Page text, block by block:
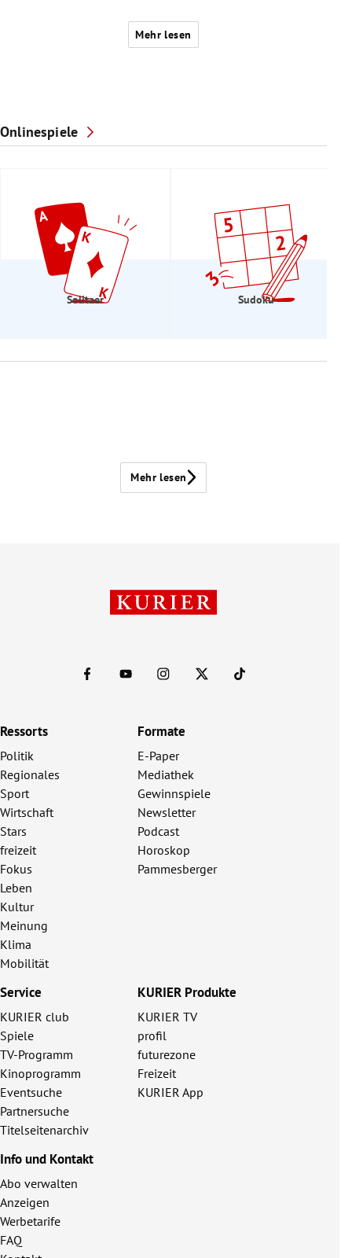
Mehr lesen
Onlinespiele
Solitaer Sudoku
Mehr lesen
Ressorts
Politik
Regionales
Sport
Wirtschaft
Stars
freizeit
Fokus
Leben
Kultur
Meinung
Klima
Mobilität
Formate
E-Paper
Mediathek
Gewinnspiele
Newsletter
Podcast
Horoskop
Pammesberger
Service
KURIER club
Spiele
TV-Programm
Kinoprogramm
Eventsuche
Partnersuche
Titelseitenarchiv
KURIER Produkte
KURIER TV
profil
futurezone
Freizeit
KURIER App
Info und Kontakt
Abo verwalten
Anzeigen
Werbetarife
FAQ